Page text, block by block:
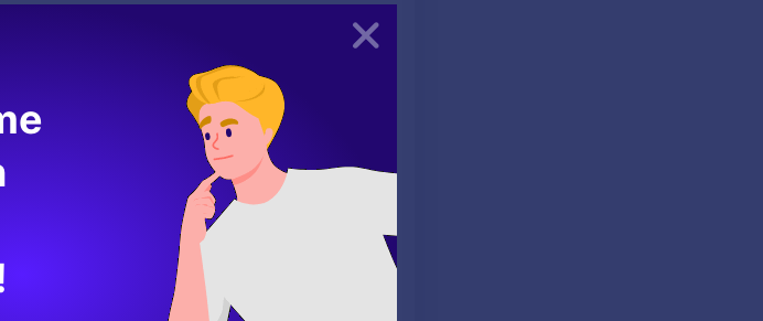
ve ardından metinle ilgili sorular
okumak ve soruları anlamak gerekmektedir.
loves to play football."
fikri kavramanızı sağlar. Okuma becerilerinizi
için bazı ipuçları şunlardır:
Kapat